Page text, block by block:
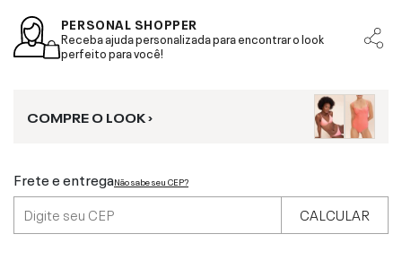
PERSONAL SHOPPER
Receba ajuda personalizada para encontrar o look
perfeito para você!
COMPRE O LOOK ›
Frete e entregaNão sabe seu CEP?
CALCULAR